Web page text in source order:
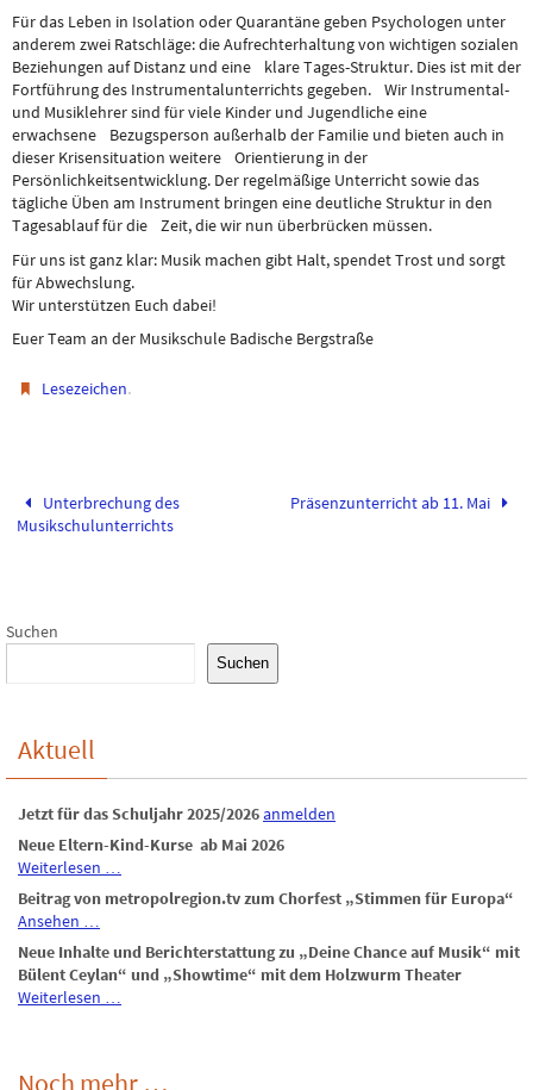
Für das Leben in Isolation oder Quarantäne geben Psychologen unter
anderem zwei Ratschläge: die Aufrechterhaltung von wichtigen sozialen
Beziehungen auf Distanz und eine klare Tages-Struktur. Dies ist mit der
Fortführung des Instrumentalunterrichts gegeben. Wir Instrumental-
und Musiklehrer sind für viele Kinder und Jugendliche eine
erwachsene Bezugsperson außerhalb der Familie und bieten auch in
dieser Krisensituation weitere Orientierung in der
Persönlichkeitsentwicklung. Der regelmäßige Unterricht sowie das
tägliche Üben am Instrument bringen eine deutliche Struktur in den
Tagesablauf für die Zeit, die wir nun überbrücken müssen.
Für uns ist ganz klar: Musik machen gibt Halt, spendet Trost und sorgt
für Abwechslung.
Wir unterstützen Euch dabei!
Euer Team an der Musikschule Badische Bergstraße
Lesezeichen.
Unterbrechung des
Musikschulunterrichts
Präsenzunterricht ab 11. Mai
Suchen
Suchen
Aktuell
Jetzt für das Schuljahr 2025/2026anmelden
Neue Eltern-Kind-Kurse ab Mai 2026
Weiterlesen …
Beitrag von metropolregion.tv zum Chorfest „Stimmen für Europa“
Ansehen …
Neue Inhalte und Berichterstattung zu „Deine Chance auf Musik“ mit
Bülent Ceylan“ und „Showtime“ mit dem Holzwurm Theater
Weiterlesen …
Noch mehr …